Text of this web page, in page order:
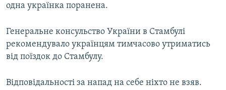
одна українка поранена.
Генеральне консульство України в Стамбулі
рекомендувало українцям тимчасово утриматись
від поїздок до Стамбулу.
Відповідальності за напад на себе ніхто не взяв.